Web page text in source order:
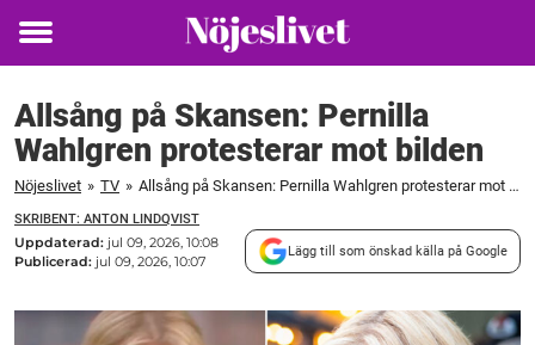
Toggle
Allsång på Skansen: Pernilla
Wahlgren protesterar mot bilden
Nöjeslivet » TV » Allsång på Skansen: Pernilla Wahlgren protesterar mot bilden
SKRIBENT: ANTON LINDQVIST
Uppdaterad: jul 09, 2026, 10:08
Publicerad: jul 09, 2026, 10:07
Lägg till som önskad källa på Google